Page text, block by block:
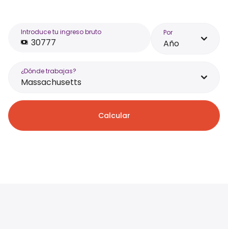
Introduce tu ingreso bruto Por
Año
¿Dónde trabajas?
Massachusetts
Calcular